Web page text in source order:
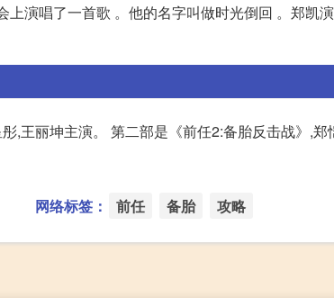
上演唱了一首歌 。他的名字叫做时光倒回 。郑凯
,王丽坤主演。 第二部是《前任2:备胎反击战》,
网络标签： 前任 备胎 攻略